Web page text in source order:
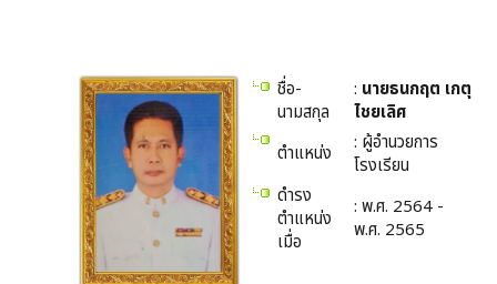
ชื่อ-
นามสกุล
: นายธนกฤต เกตุ
ไชยเลิศ
ตำแหน่ง
: ผู้อำนวยการ
โรงเรียน
ดำรง
ตำแหน่ง
เมื่อ
: พ.ศ. 2564 -
พ.ศ. 2565